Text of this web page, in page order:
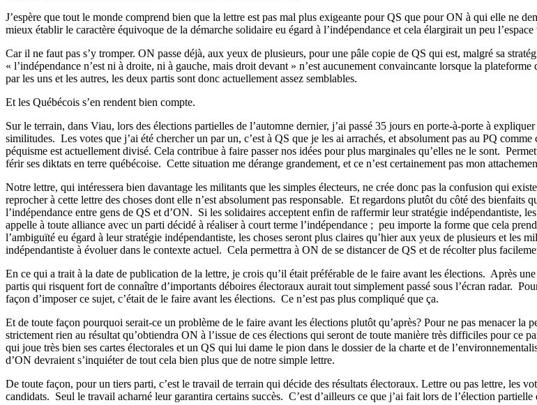
J’espère que tout le monde comprend bien que la lettre est pas mal plus exigeante pour QS que pour ON à qui elle ne
mieux établir le caractère équivoque de la démarche solidaire eu égard à l’indépendance et cela élargirait un peu
Car il ne faut pas s’y tromper. ON passe déjà, aux yeux de plusieurs, pour une pâle copie de QS qui est, malgré sa
« l’indépendance n’est ni à droite, ni à gauche, mais droit devant » n’est aucunement convaincante lorsque la
par les uns et les autres, les deux partis sont donc actuellement assez semblables.
Et les Québécois s’en rendent bien compte.
Sur le terrain, dans Viau, lors des élections partielles de l’automne dernier, j’ai passé 35 jours en porte-à-porte à
similitudes. Les votes que j’ai été chercher un par un, c’est à QS que je les ai arrachés, et absolument pas au PQ
péquisme est actuellement divisé. Cela contribue à faire passer nos idées pour plus marginales qu’elles ne le sont.
férir ses diktats en terre québécoise. Cette situation me dérange grandement, et ce n’est certainement pas mon
Notre lettre, qui intéressera bien davantage les militants que les simples électeurs, ne crée donc pas la confusion qui
reprocher à cette lettre des choses dont elle n’est absolument pas responsable. Et regardons plutôt du côté des bienfaits
l’indépendance entre gens de QS et d’ON. Si les solidaires acceptent enfin de raffermir leur stratégie indépendantiste,
appelle à toute alliance avec un parti décidé à réaliser à court terme l’indépendance ; peu importe la forme que cela
l’ambiguïté eu égard à leur stratégie indépendantiste, les choses seront plus claires qu’hier aux yeux de plusieurs et les
indépendantiste à évoluer dans le contexte actuel. Cela permettra à ON de se distancer de QS et de récolter plus
En ce qui a trait à la date de publication de la lettre, je crois qu’il était préférable de le faire avant les élections. Après
partis qui risquent fort de connaître d’importants déboires électoraux aurait tout simplement passé sous l’écran radar.
façon d’imposer ce sujet, c’était de le faire avant les élections. Ce n’est pas plus compliqué que ça.
Et de toute façon pourquoi serait-ce un problème de le faire avant les élections plutôt qu’après? Pour ne pas menacer la
strictement rien au résultat qu’obtiendra ON à l’issue de ces élections qui seront de toute manière très difficiles pour ce
qui joue très bien ses cartes électorales et un QS qui lui dame le pion dans le dossier de la charte et de
d’ON devraient s’inquiéter de tout cela bien plus que de notre simple lettre.
De toute façon, pour un tiers parti, c’est le travail de terrain qui décide des résultats électoraux. Lettre ou pas lettre, les
candidats. Seul le travail acharné leur garantira certains succès. C’est d’ailleurs ce que j’ai fait lors de l’élection